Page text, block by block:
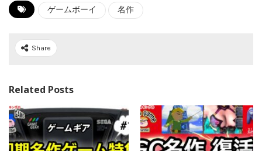
ゲームボーイ 名作
Share
Related Posts